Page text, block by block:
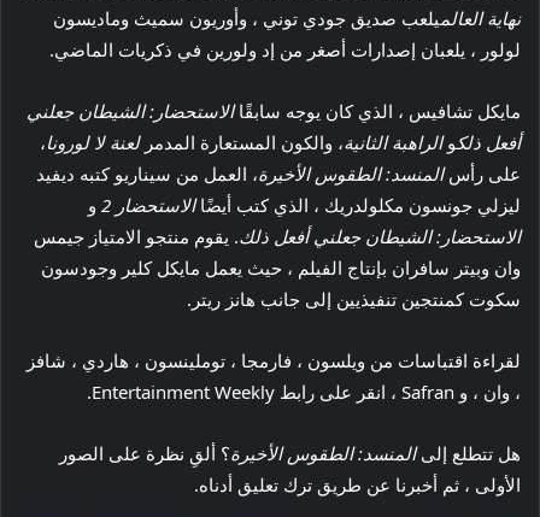
نهاية العالميلعب صديق جودي توني ، وأوريون سميث وماديسون
لولور ، يلعبان إصدارات أصغر من إد ولورين في ذكريات الماضي.
مايكل تشافيس ، الذي كان يوجه سابقًاالاستحضار: الشيطان جعلني
أفعل ذلكوالراهبة الثانية، والكون المستعارة المدمرلعنة لا لورونا،
على رأسالمنسد: الطقوس الأخيرة، العمل من سيناريو كتبه ديفيد
ليزلي جونسون مكلولدريك ، الذي كتب أيضًاالاستحضار 2
و
الاستحضار: الشيطان جعلني أفعل ذلك. يقوم منتجو الامتياز جيمس
وان وبيتر سافران بإنتاج الفيلم ، حيث يعمل مايكل كلير وجودسون
سكوت كمنتجين تنفيذيين إلى جانب هانز ريتر.
لقراءة اقتباسات من ويلسون ، فارمجا ، توملينسون ، هاردي ، شافز
، وان ، و Safran ، انقر على رابط Entertainment Weekly.
هل تتطلع إلىالمنسد: الطقوس الأخيرة؟ ألقِ نظرة على الصور
الأولى ، ثم أخبرنا عن طريق ترك تعليق أدناه.